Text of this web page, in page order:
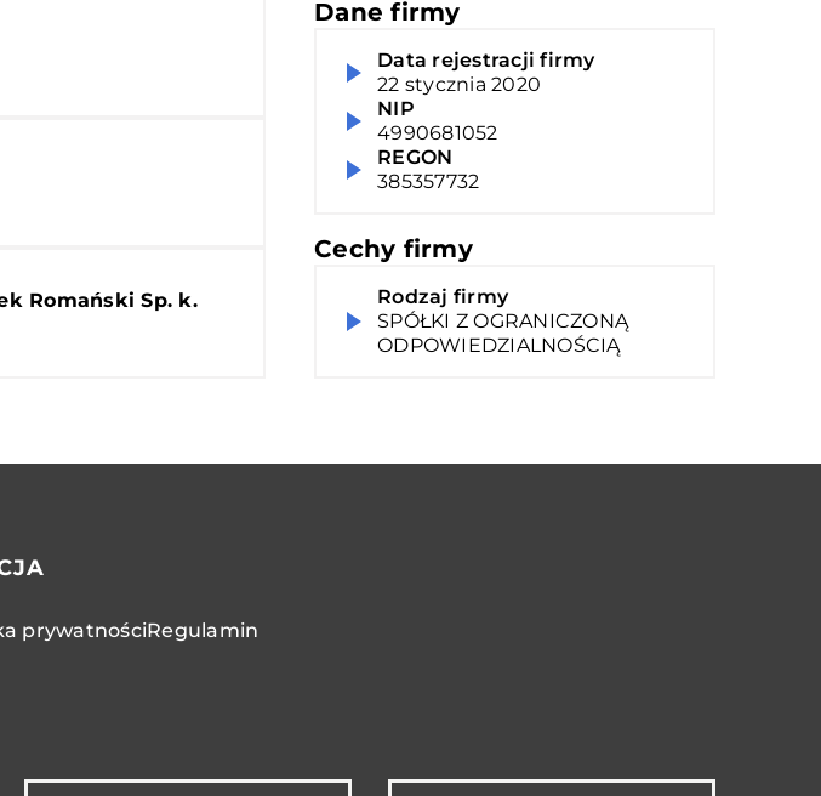
Romański Sp. k.
Dane firmy
Data rejestracji firmy
22 stycznia 2020
NIP
4990681052
REGON
385357732
Cechy firmy
Rodzaj firmy
SPÓŁKI Z OGRANICZONĄ
ODPOWIEDZIALNOŚCIĄ
prywatnościRegulamin